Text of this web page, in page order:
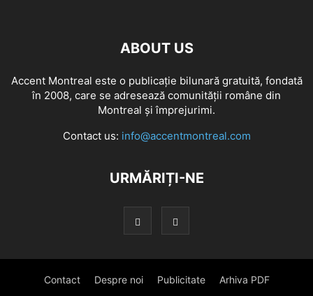
ABOUT US
Accent Montreal este o publicație bilunară gratuită, fondată
în 2008, care se adresează comunităţii române din
Montreal şi împrejurimi.
Contact us: info@accentmontreal.com
URMĂRIȚI-NE
Contact Despre noi Publicitate Arhiva PDF